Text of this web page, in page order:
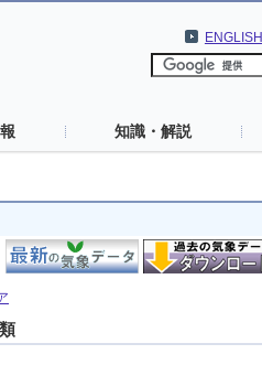
ENGLISH
知識・解説